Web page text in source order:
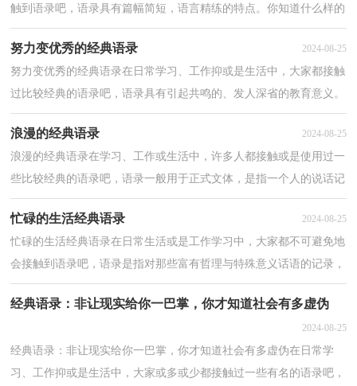
触到语录吧，语录具有篇幅简短，语言精练的特点。你知道什么样的
语录才能算得上是走心的语录吗？以下是小编整理的茶...
努力变优秀的经典语录 2024-08-25
努力变优秀的经典语录在日常学习、工作抑或是生活中，大家都接触
过比较经典的语录吧，语录具有引起共鸣的、发人深省的教育意义。
那什么样的语录才算得上是经典呢？以下是小编整理...
浪漫的经典语录 2024-08-25
浪漫的经典语录在学习、工作或生活中，许多人都接触或是使用过一
些比较经典的语录吧，语录一般用于正式文体，是指一个人的说话记
录。那什么样的语录才是走心的语录呢？下面是小编为...
忙碌的生活经典语录 2024-08-25
忙碌的生活经典语录在日常生活或是工作学习中，大家都不可避免地
会接触到语录吧，语录是指对那些富有哲理与特殊意义话语的记录，
一般用于正式文体。其实很多朋友都不太清楚什么样...
经典语录：非让现实给你一巴掌，你才知道社会有多虚伪
2024-08-25
经典语录：非让现实给你一巴掌，你才知道社会有多虚伪在日常学
习、工作抑或是生活中，大家或多或少都接触过一些有名的语录吧，